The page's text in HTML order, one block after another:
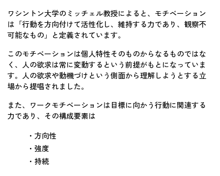
ワシントン大学のミッチェル教授によると、モチベーション
は「行動を方向付けて活性化し、維持する力であり、観察不
可能なもの」と定義されています。
このモチベーションは個人特性そのものからなるものではな
く、人の欲求は常に変動するという前提がもとになっていま
す。人の欲求や動機づけという側面から理解しようとする立
場から提唱されました。
また、ワークモチベーションは目標に向かう行動に関連する
力であり、その構成要素は
・方向性
・強度
・持続